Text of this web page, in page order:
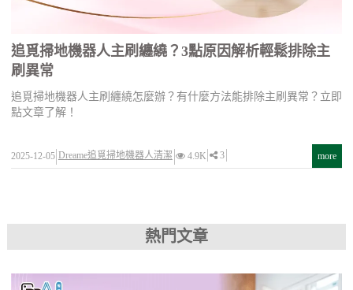
追覓掃地機器人主刷纏繞？3點原因解析輕鬆排除主
刷異常
追覓掃地機器人主刷纏繞怎麼辦？有什麼方法能排除主刷異常？立即
點文章了解！
2025-12-05 Dreame追覓掃地機器人清潔 4.9K 3 more
熱門文章